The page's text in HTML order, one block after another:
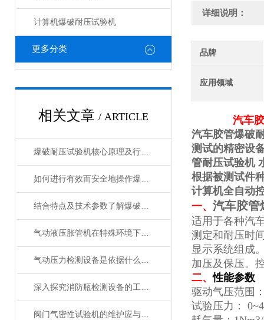
计算机爆破耐压试验机
更多分类
相关文章 / ARTICLE
爆破耐压试验机核心原理及行业应用
如何进行有效而安全地操作爆破耐压试验机?
结合特点及技术参数了解爆破耐压试验机
气动液压胀管机在特殊环境下的应用及注意事项
气动压力检测设备是依据什么原理进行工作的？
深入探究消防瓶检测设备的工作原理与技术标准
阀门气密性试验机的维护应与及其操作、检修密切配合
详细说明：
品牌
应用领域
汽车
汽车胶管爆破
测试的精密设
管耐压试验机
根据被测试件
计算机全自动
一、 汽车胶管
适用于各种汽
测定和耐压时
显示系统组成
加压及保压。
二、性能参数
驱动气压范围
试验压力：